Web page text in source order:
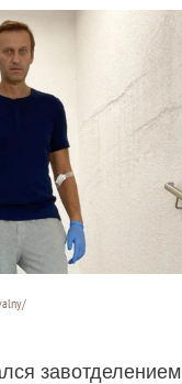
завотделением